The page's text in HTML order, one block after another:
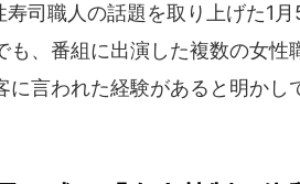
司職人の話題を取り上げた1
も、番組に出演した複数の女
に言われた経験があると明かし